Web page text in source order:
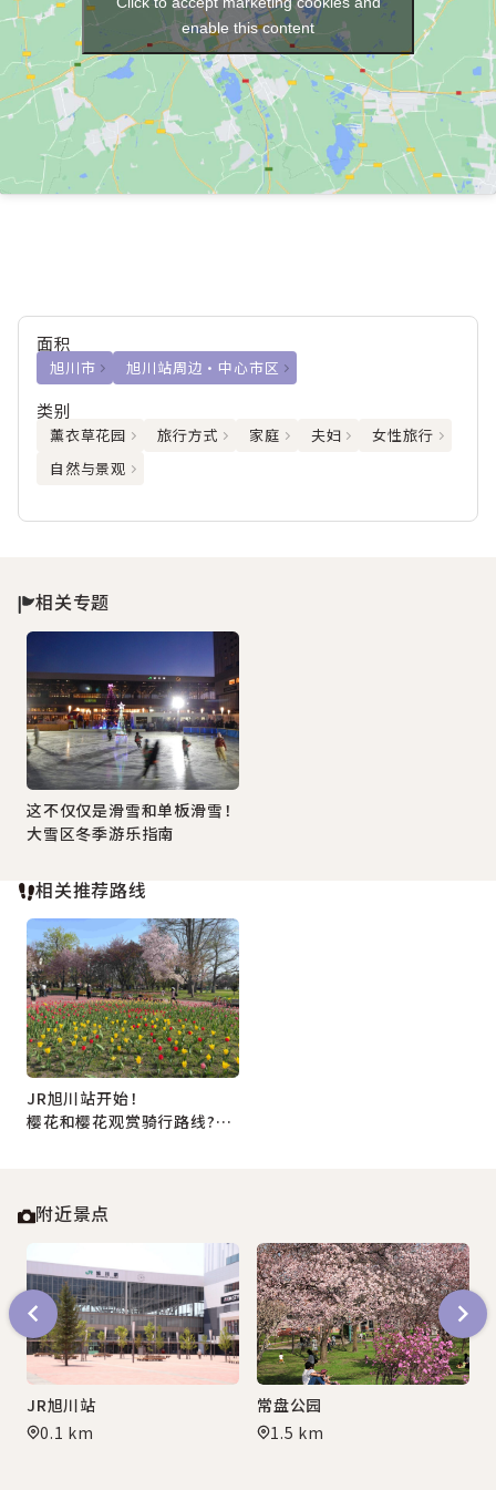
enable this content
面积
旭川市 旭川站周边・中心市区
类别
薰衣草花园 旅行方式 家庭 夫妇
女性旅行
自然与景观
相关专题
这不仅仅是滑雪和单板滑雪！
大雪区冬季游乐指南
相关推荐路线
JR旭川站开始！
樱花和樱花观赏骑行路线?，
附近景点
物馆JR旭川站
0.1 km
常盘公园
1.5 km